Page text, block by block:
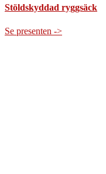
Stöldskyddad ryggsäck
Se presenten ->